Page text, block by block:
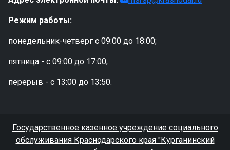
Режим работы:
понедельник-четверг с 09:00 до 18:00;
пятница - с 09:00 до 17:00;
перерыв - с 13:00 до 13:50.
Государственное казенное учреждение социального
обслуживания Краснодарского края "Курганинский